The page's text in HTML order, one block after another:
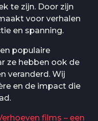
te zijn. Door zijn
voor verhalen
en spanning.
populaire
ze hebben ook de
veranderd. Wij
en de impact die
films – een